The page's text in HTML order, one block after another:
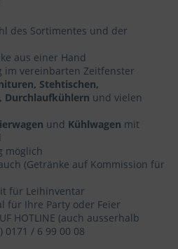
des Sortimentes und der
aus einer Hand
im vereinbarten Zeitfenster
Stehtischen,
Durchlaufkühlern und vielen
und Kühlwagen mit
möglich
(Getränke auf Kommission für
für Leihinventar
für Ihre Party oder Feier
HOTLINE (auch ausserhalb
/ 6 99 00 08